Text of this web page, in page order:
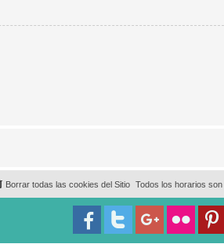
Todos los horarios son
Borrar todas las cookies del Sitio